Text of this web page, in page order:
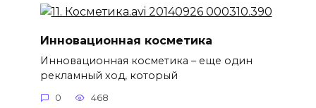
Инновационная косметика
Инновационная косметика – еще один
рекламный ход, который
0 468